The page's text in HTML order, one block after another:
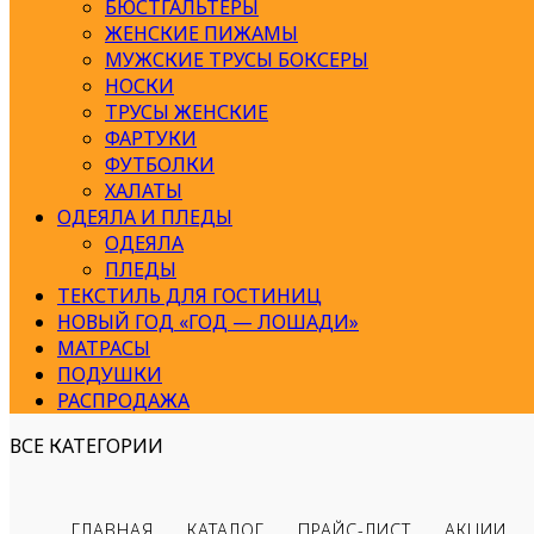
БЮСТГАЛЬТЕРЫ
ЖЕНСКИЕ ПИЖАМЫ
МУЖСКИЕ ТРУСЫ БОКСЕРЫ
НОСКИ
ТРУСЫ ЖЕНСКИЕ
ФАРТУКИ
ФУТБОЛКИ
ХАЛАТЫ
ОДЕЯЛА И ПЛЕДЫ
ОДЕЯЛА
ПЛЕДЫ
ТЕКСТИЛЬ ДЛЯ ГОСТИНИЦ
НОВЫЙ ГОД «ГОД — ЛОШАДИ»
МАТРАСЫ
ПОДУШКИ
РАСПРОДАЖА
ВСЕ КАТЕГОРИИ